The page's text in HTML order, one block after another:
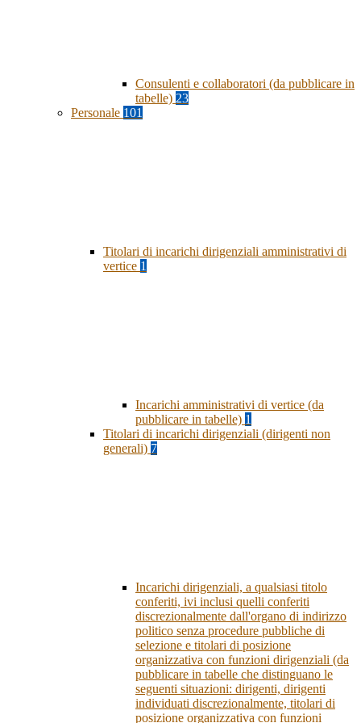
Consulenti e collaboratori (da pubblicare in
tabelle) 23
Personale 101
Titolari di incarichi dirigenziali amministrativi di
vertice 1
Incarichi amministrativi di vertice (da
pubblicare in tabelle) 1
Titolari di incarichi dirigenziali (dirigenti non
generali) 7
Incarichi dirigenziali, a qualsiasi titolo
conferiti, ivi inclusi quelli conferiti
discrezionalmente dall'organo di indirizzo
politico senza procedure pubbliche di
selezione e titolari di posizione
organizzativa con funzioni dirigenziali (da
pubblicare in tabelle che distinguano le
seguenti situazioni: dirigenti, dirigenti
individuati discrezionalmente, titolari di
posizione organizzativa con funzioni